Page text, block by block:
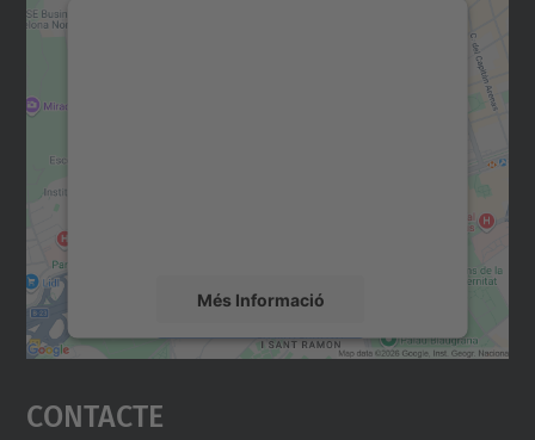
Més Informació
Accepta
powered by
Contacte